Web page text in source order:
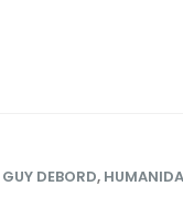
GUY DEBORD,